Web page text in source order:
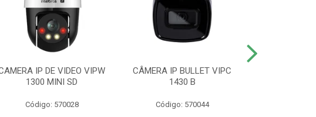
IP DE VIDEO VIPW
1300 MINI SD
Código: 570028
CÂMERA IP BULLET VIPC
1430 B
Código: 570044